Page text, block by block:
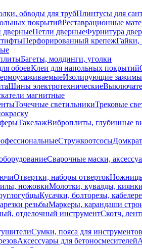
обводы для трубПлинтусы для
покрытийРеставрационные
дверныеПетли дверныеФурнитура
Перфорированный крепеж
Багеты, молдинги, уголки
обоевКлеи для напольных покрытий
Изолирующие зажимы
Шины электротехнические
магнитные
Точечные светильникиТрековые
ТакелажВиброплиты, глубинные
Стружкоотсосы
Сварочные маски,
Отвертки, наборы отверток
ножовкиМолотки, кувалды, киянки
Кусачки, болторезы,
резьбыМаркеры, карандаши
отделочный инструментСкотч,
Сумки, пояса для инструментов
Аксессуары для бетоносмесителей